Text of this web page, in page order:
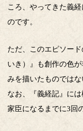
ころ、やってきた義
のです。
ただ、このエピソー
いき）』も創作の色
みを描いたものではな
なお、『義経記』に
家臣になるまでに3回